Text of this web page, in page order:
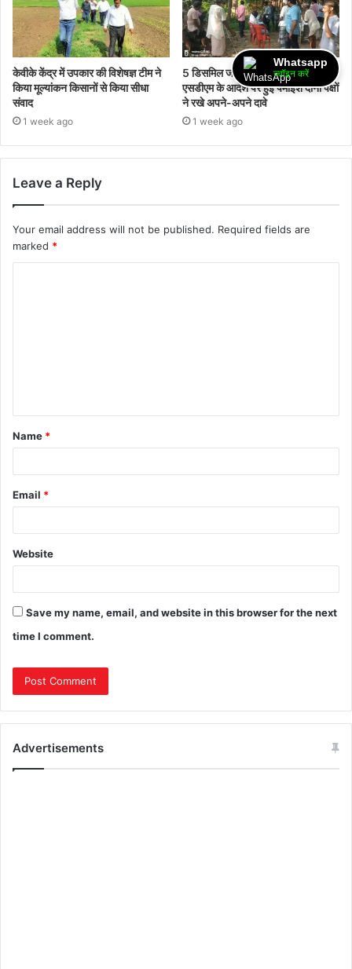
केवीके केंद्र में उपकार की विशेषज्ञ टीम ने
किया मूल्यांकन किसानों से किया सीधा
संवाद
1 week ago
5 डिसमिल जमीन पर कब्जे के विवाद में
एसडीएम के आदेश पर हुई पैमाइश दोनों पक्षों
ने रखे अपने-अपने दावे
1 week ago
Leave a Reply
Your email address will not be published. Required fields are
marked *
Name *
Email *
Website
Save my name, email, and website in this browser for the next
time I comment.
Advertisements
Whatsapp
ज्वॉइन करें